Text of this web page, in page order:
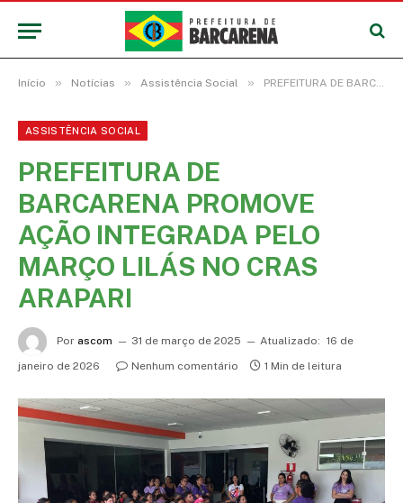
Início » Notícias » Assistência Social » PREFEITURA DE BARCARENA PROMOVE AÇÃO INTEGRADA PELO MARÇO LILÁS NO CRAS ARAPARI
ASSISTÊNCIA SOCIAL
PREFEITURA DE
BARCARENA PROMOVE
AÇÃO INTEGRADA PELO
MARÇO LILÁS NO CRAS
ARAPARI
Por ascom 31 de março de 2025 Atualizado: 16 de
janeiro de 2026
Nenhum comentário 1 Min de leitura